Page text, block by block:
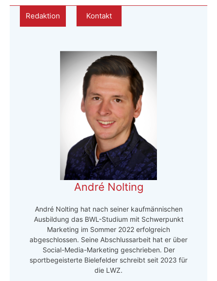
Redaktion Kontakt
André Nolting
André Nolting hat nach seiner kaufmännischen
Ausbildung das BWL-Studium mit Schwerpunkt
Marketing im Sommer 2022 erfolgreich
abgeschlossen. Seine Abschlussarbeit hat er über
Social-Media-Marketing geschrieben. Der
sportbegeisterte Bielefelder schreibt seit 2023 für
die LWZ.